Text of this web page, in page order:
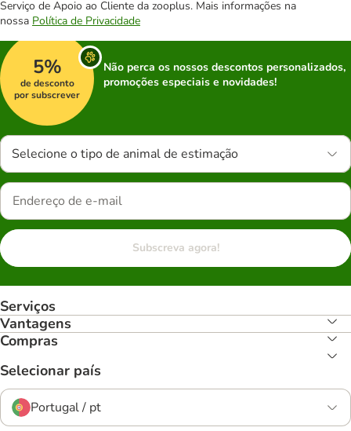
Serviço de Apoio ao Cliente da zooplus. Mais informações na
nossa Política de Privacidade
5%
de desconto
por subscrever
Não perca os nossos descontos personalizados,
promoções especiais e novidades!
Selecione o tipo de animal de estimação
Subscreva agora!
Serviços
Vantagens
Compras
Selecionar país
Portugal / pt